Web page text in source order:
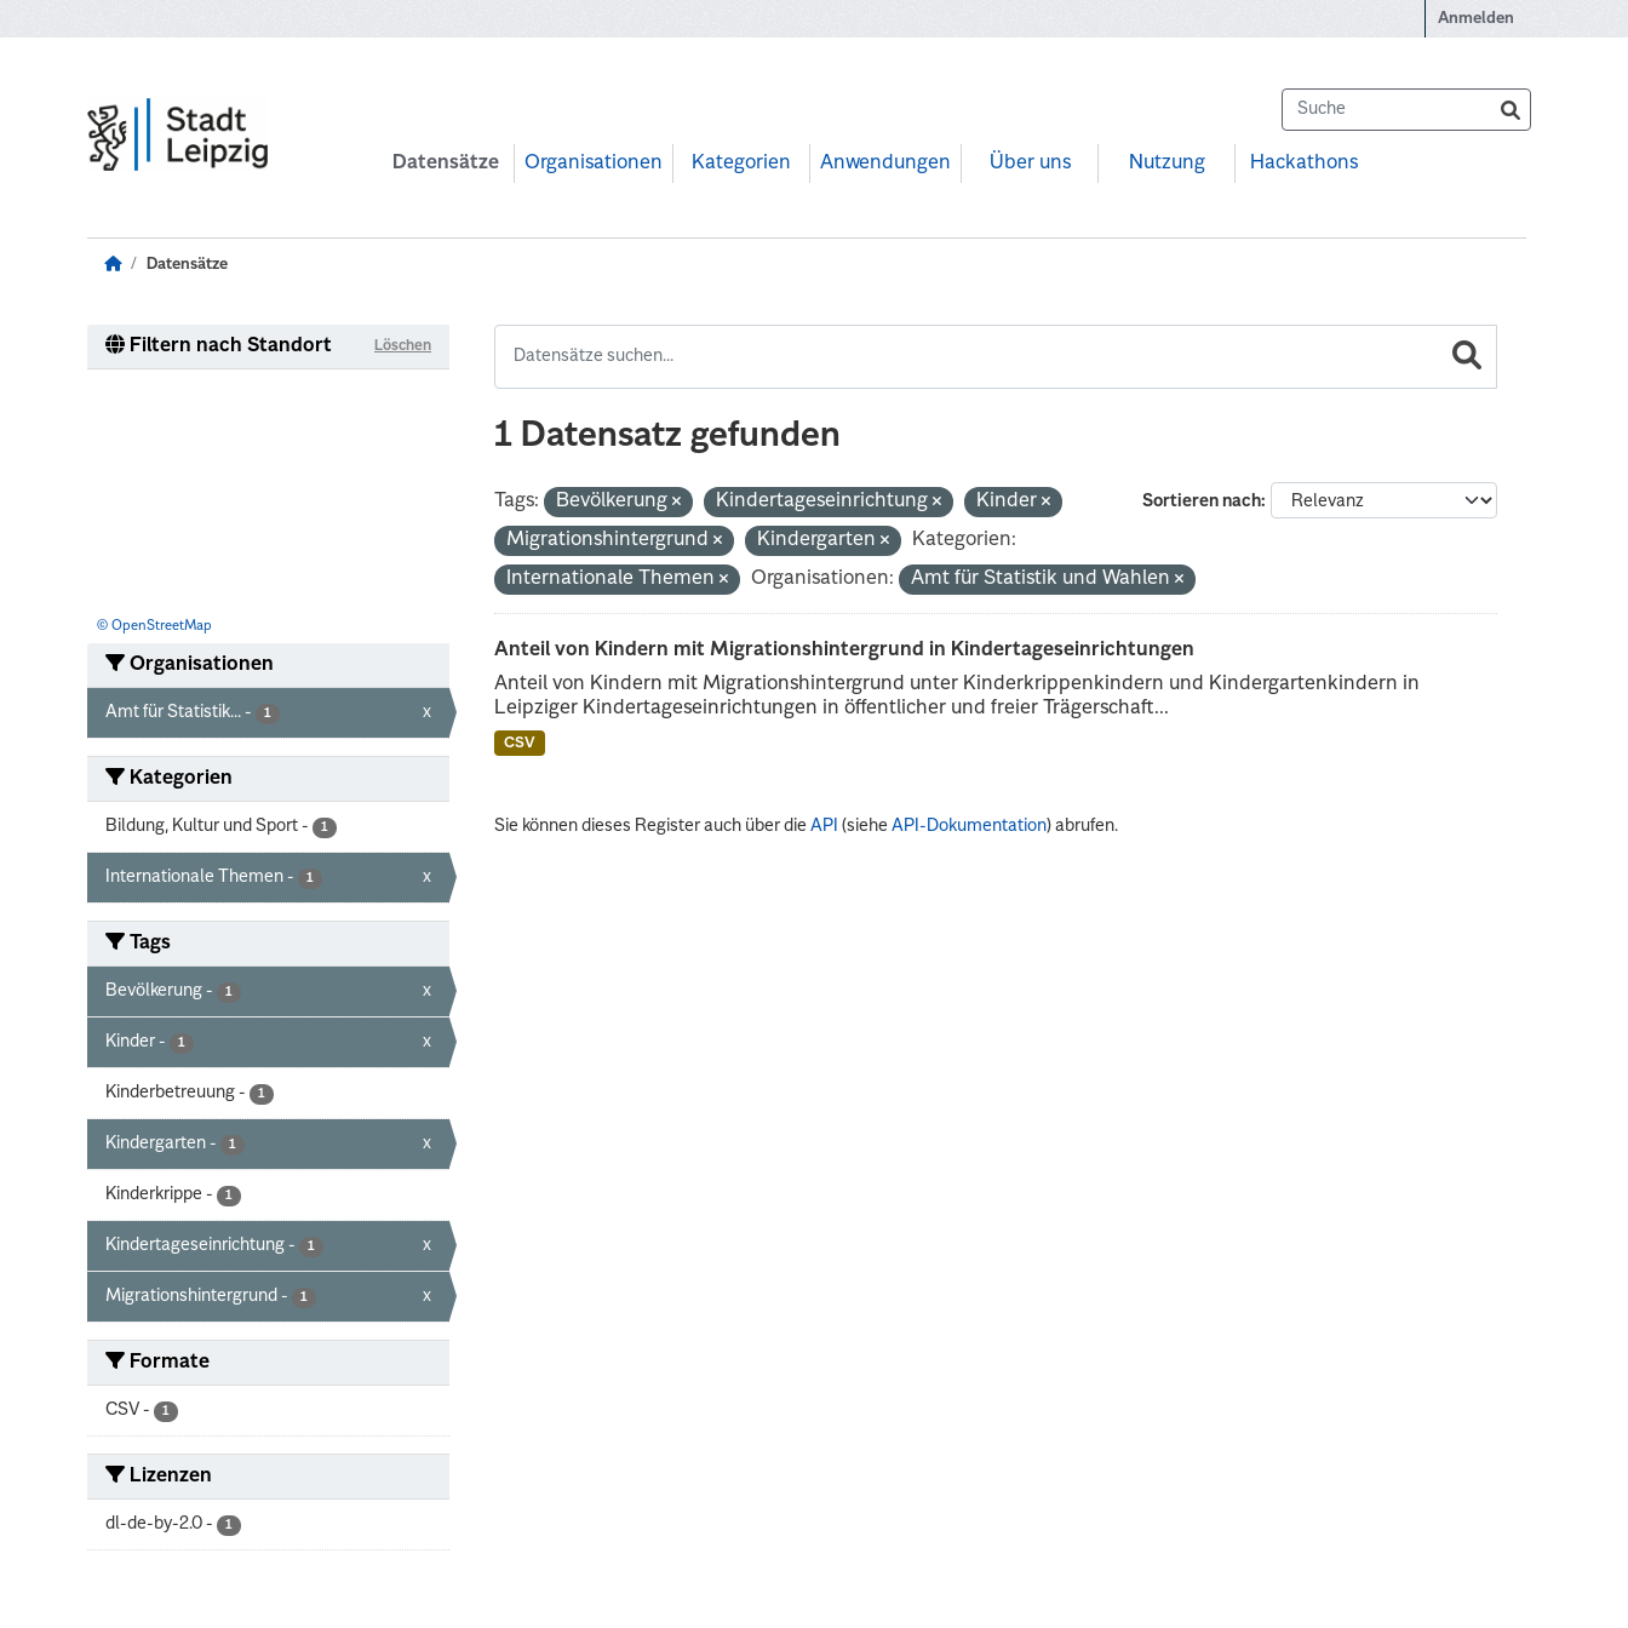
Anmelden
Datensätze Organisationen Kategorien Anwendungen Über uns Nutzung Hackathons
Datensätze
Filtern nach Standort Löschen
© OpenStreetMap
Organisationen
Amt für Statistik... - 1 x
Kategorien
Bildung, Kultur und Sport - 1
Internationale Themen - 1 x
Tags
Bevölkerung - 1 x
Kinder - 1 x
Kinderbetreuung - 1
Kindergarten - 1 x
Kinderkrippe - 1
Kindertageseinrichtung - 1 x
Migrationshintergrund - 1 x
Formate
CSV - 1
Lizenzen
dl-de-by-2.0 - 1
1 Datensatz gefunden
Sortieren nach
Tags: Bevölkerung Kindertageseinrichtung
Kinder
Migrationshintergrund
Kindergarten
Kategorien:
Internationale Themen
Organisationen: Amt für Statistik und Wahlen
Anteil von Kindern mit Migrationshintergrund in Kindertageseinrichtungen
Anteil von Kindern mit Migrationshintergrund unter Kinderkrippenkindern und Kindergartenkindern in
Leipziger Kindertageseinrichtungen in öffentlicher und freier Trägerschaft...
CSV
Sie können dieses Register auch über dieAPI (sieheAPI-Dokumentation) abrufen.